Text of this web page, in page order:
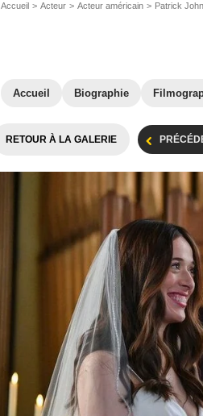
Accueil Acteur Acteur américain Patrick
Accueil Biographie
RETOUR À LA GALERIE